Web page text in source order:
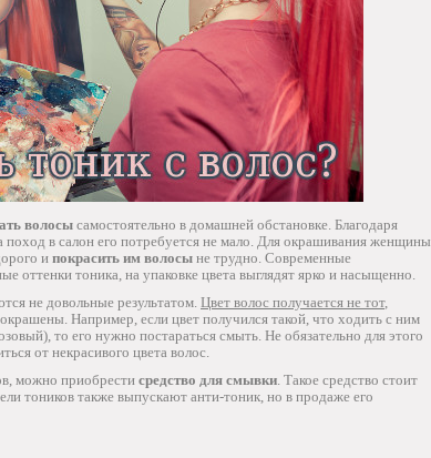
волосысамостоятельно в домашней обстановке. Благодаря
в салон его потребуется не мало. Для окрашивания женщины
и покрасить им волосы не трудно. Современные
оттенки тоника, на упаковке цвета выглядят ярко и насыщенно.
не довольные результатом. Цвет волос получается не тот,
Например, если цвет получился такой, что ходить с ним
то его нужно постараться смыть. Не обязательно для этого
от некрасивого цвета волос.
можно приобрести средство для смывки. Такое средство стоит
тоников также выпускают анти-тоник, но в продаже его